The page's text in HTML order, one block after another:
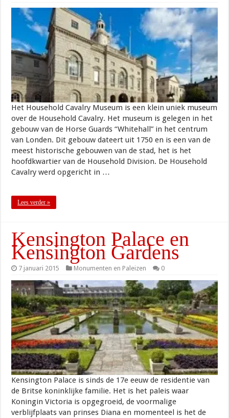
Het Household Cavalry Museum is een klein uniek museum
over de Household Cavalry. Het museum is gelegen in het
gebouw van de Horse Guards “Whitehall” in het centrum
van Londen. Dit gebouw dateert uit 1750 en is een van de
meest historische gebouwen van de stad, het is het
hoofdkwartier van de Household Division. De Household
Cavalry werd opgericht in …
Lees verder »
Kensington Palace en
Kensington Gardens
7 januari 2015 Monumenten en Paleizen 0
Kensington Palace is sinds de 17e eeuw de residentie van
de Britse koninklijke familie. Het is het paleis waar
Koningin Victoria is opgegroeid, de voormalige
verblijfplaats van prinses Diana en momenteel is het de